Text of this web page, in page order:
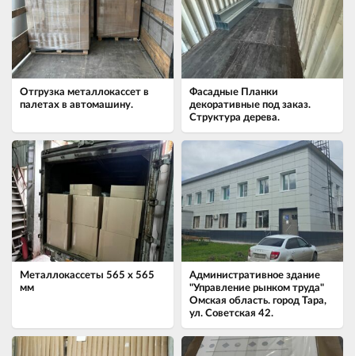
Отгрузка металлокассет в
палетах в автомашину.
Фасадные Планки
декоративные под заказ.
Структура дерева.
Металлокассеты 565 х 565
мм
Административное здание
"Управление рынком труда"
Омская область. город Тара,
ул. Советская 42.